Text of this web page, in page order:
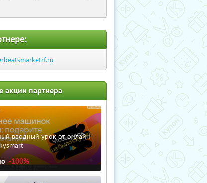
акции партнера
вводный урок от онлайн-
-100%